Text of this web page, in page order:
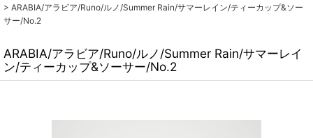
> ARABIA/アラビア/Runo/ルノ/Summer Rain/サマーレイン/ティーカップ&ソー
サー/No.2
ARABIA/アラビア/Runo/ルノ/Summer Rain/サマーレイ
ン/ティーカップ&ソーサー/No.2